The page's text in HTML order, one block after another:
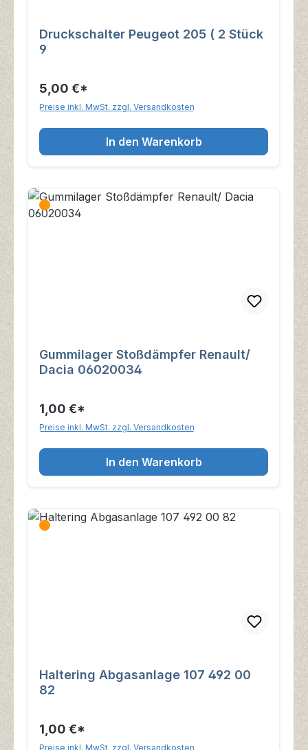
Druckschalter Peugeot 205 ( 2 Stück
9
5,00 €*
Preise inkl. MwSt. zzgl. Versandkosten
In den Warenkorb
Gummilager Stoßdämpfer Renault/
Dacia 06020034
1,00 €*
Preise inkl. MwSt. zzgl. Versandkosten
In den Warenkorb
Haltering Abgasanlage 107 492 00
82
1,00 €*
Preise inkl. MwSt. zzgl. Versandkosten